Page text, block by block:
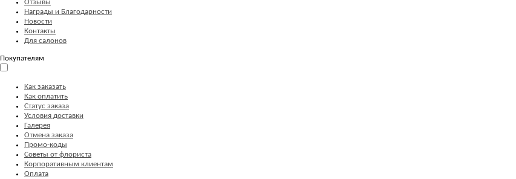
Отзывы
Награды и Благодарности
Новости
Контакты
Для салонов
Покупателям
Как заказать
Как оплатить
Статус заказа
Условия доставки
Галерея
Отмена заказа
Промо-коды
Советы от флориста
Корпоративным клиентам
Оплата